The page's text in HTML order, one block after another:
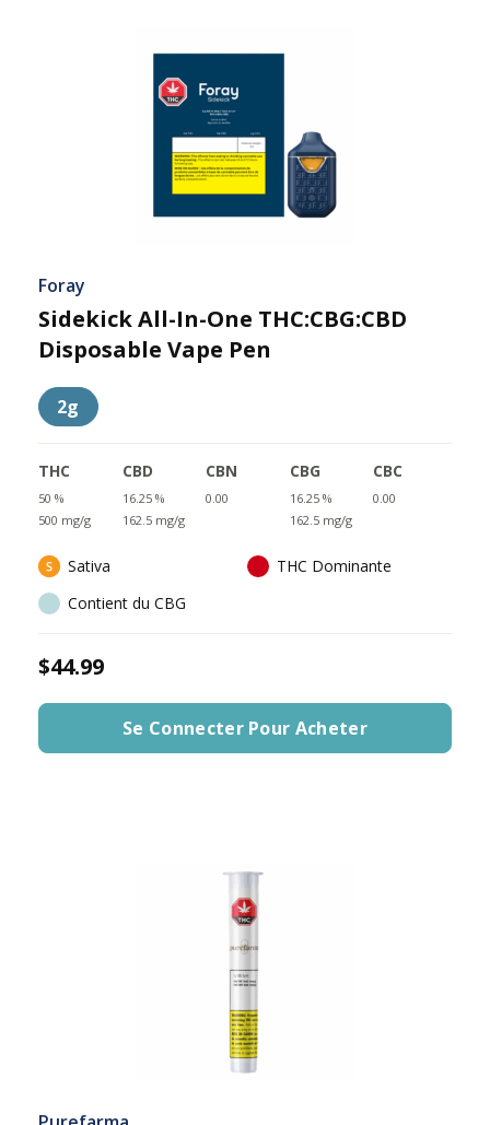
Foray
Sidekick All-In-One THC:CBG:CBD
Disposable Vape Pen
2g
THC
50 %
500 mg/g
CBD
16.25 %
162.5 mg/g
CBN
0.00
CBG
16.25 %
162.5 mg/g
CBC
0.00
Sativa
THC Dominante
Contient du CBG
$44.99
Se Connecter Pour Acheter